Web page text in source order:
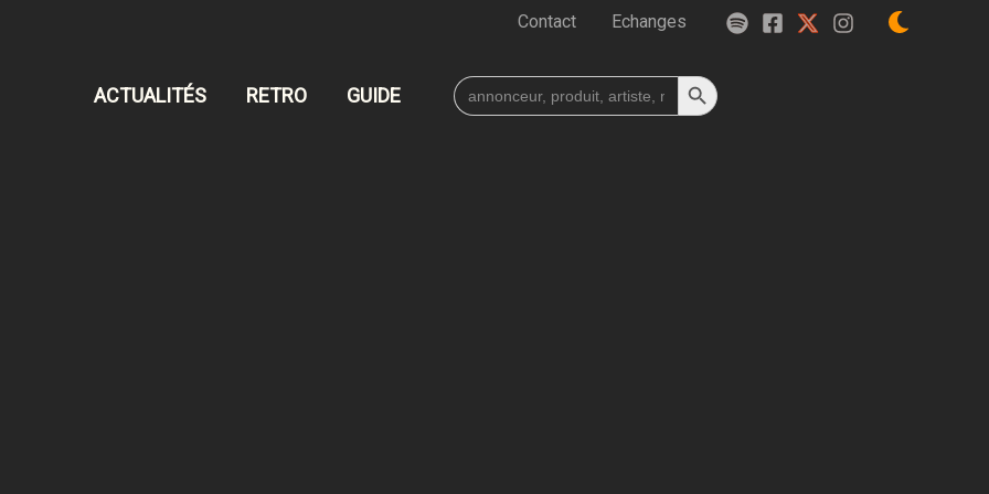
Contact Echanges
ACTUALITÉS RETRO GUIDE
Search
for:
Search Button